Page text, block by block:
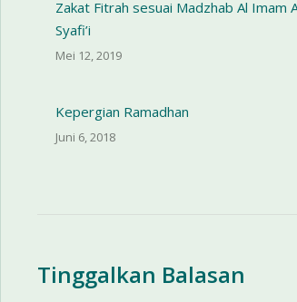
Zakat Fitrah sesuai Madzhab Al Imam
Syafi’i
Mei 12, 2019
Kepergian Ramadhan
Juni 6, 2018
Tinggalkan Balasan